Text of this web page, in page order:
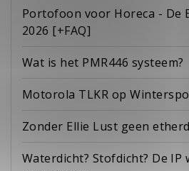
Portofoon voor Horeca - De
2026 [+FAQ]
Wat is het PMR446 systeem?
Motorola TLKR op
Zonder Ellie Lust geen
Waterdicht? Stofdicht? De IP